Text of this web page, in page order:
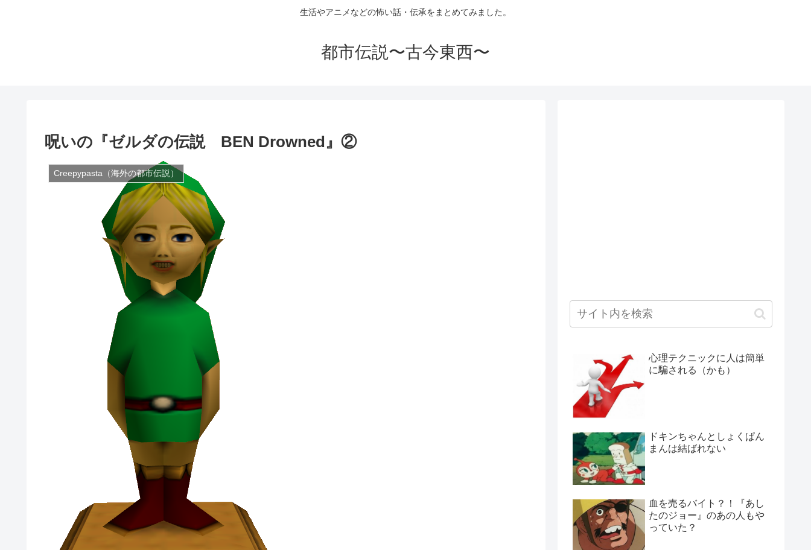
生活やアニメなどの怖い話・伝承をまとめてみました。
都市伝説〜古今東西〜
呪いの『ゼルダの伝説 BEN Drowned』②
Creepypasta（海外の都市伝説）
心理テクニックに人は簡単
に騙される（かも）
ドキンちゃんとしょくぱん
まんは結ばれない
血を売るバイト？！『あし
たのジョー』のあの人もや
っていた？